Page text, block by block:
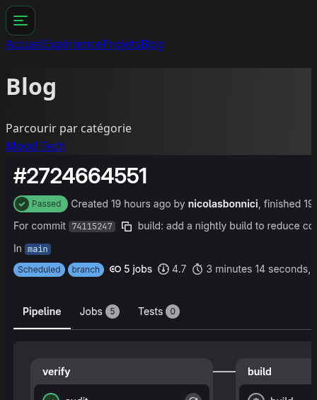
AccueilExpérienceProjetsBlog
Blog
Parcourir par catégorie
Mood Tech